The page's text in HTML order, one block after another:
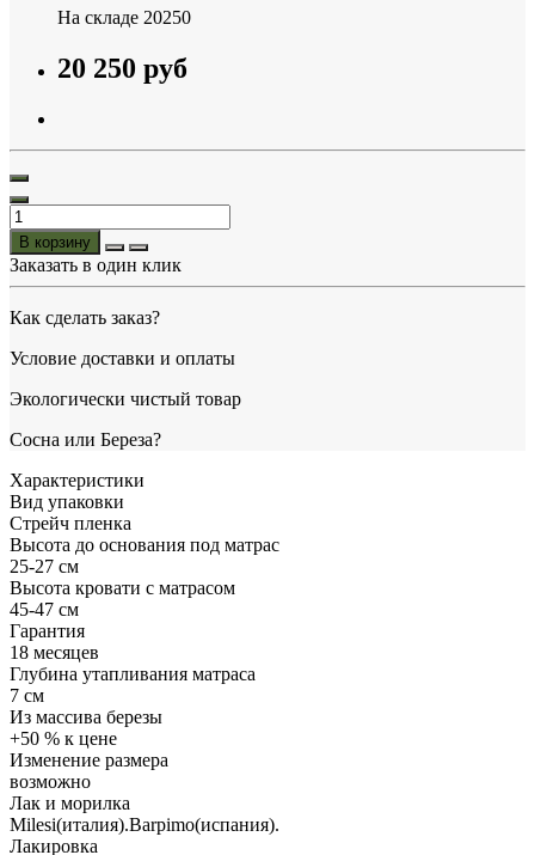
На складе 20250
20 250 руб
В корзину
Заказать в один клик
Как сделать заказ?
Условие доставки и оплаты
Экологически чистый товар
Сосна или Береза?
Характеристики
Вид упаковки
Стрейч пленка
Высота до основания под матрас
25-27 см
Высота кровати с матрасом
45-47 см
Гарантия
18 месяцев
Глубина утапливания матраса
7 см
Из массива березы
+50 % к цене
Изменение размера
возможно
Лак и морилка
Milesi(италия).Barpimo(испания).
Лакировка